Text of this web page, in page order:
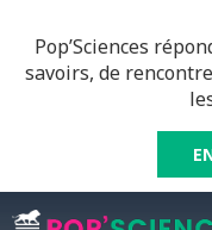
Pop’Sciences
savoirs, de